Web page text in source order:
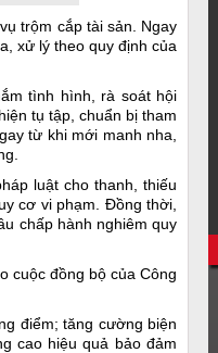
trộm cắp tài sản. Ngay
xử lý theo quy định của
tình hình, rà soát hội
tụ tập, chuẩn bị tham
từ khi mới manh nha,
luật cho thanh, thiếu
cơ vi phạm. Đồng thời,
chấp hành nghiêm quy
cuộc đồng bộ của Công
điểm; tăng cường biện
cao hiệu quả bảo đảm